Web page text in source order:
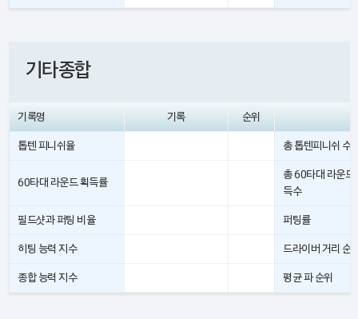
기타종합
기록명 기록 순위
톱텐 피니쉬율 총 톱텐피니쉬 수
60타대 라운드 획득률
총 60타대 라운드
득수
필드샷과 퍼팅 비율 퍼팅률
히팅 능력 지수 드라이버 거리 순
종합 능력 지수 평균 파 순위